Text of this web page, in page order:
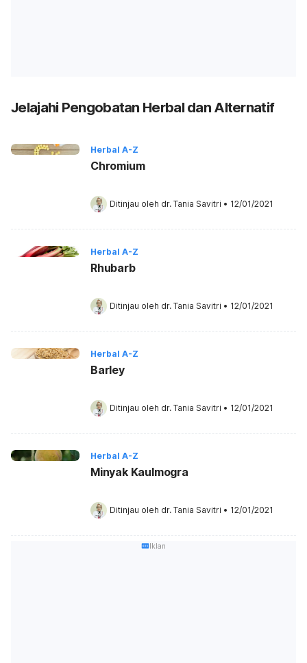
Jelajahi Pengobatan Herbal dan Alternatif
Herbal A-Z
Chromium
Ditinjau oleh dr. Tania Savitri • 12/01/2021
Herbal A-Z
Rhubarb
Ditinjau oleh dr. Tania Savitri • 12/01/2021
Herbal A-Z
Barley
Ditinjau oleh dr. Tania Savitri • 12/01/2021
Herbal A-Z
Minyak Kaulmogra
Ditinjau oleh dr. Tania Savitri • 12/01/2021
Iklan